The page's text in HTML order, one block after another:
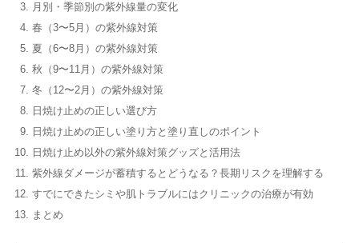
月別・季節別の紫外線量の変化
春（3〜5月）の紫外線対策
夏（6〜8月）の紫外線対策
秋（9〜11月）の紫外線対策
冬（12〜2月）の紫外線対策
日焼け止めの正しい選び方
日焼け止めの正しい塗り方と塗り直しのポイント
日焼け止め以外の紫外線対策グッズと活用法
紫外線ダメージが蓄積するとどうなる？長期リスクを理解する
すでにできたシミや肌トラブルにはクリニックの治療が有効
まとめ